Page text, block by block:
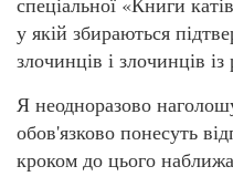
у якій збираються
злочинців і злочинців із
Я неодноразово
обов'язково понесуть
кроком до цього